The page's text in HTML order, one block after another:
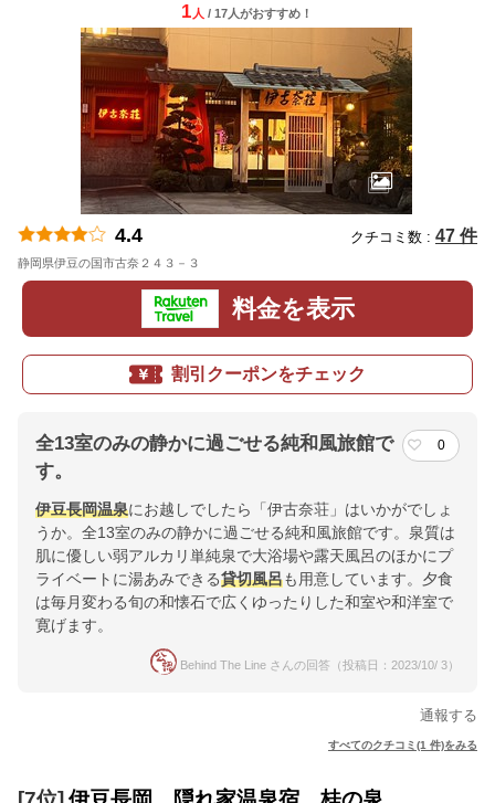
1 人 / 17人がおすすめ！
4.4 クチコミ数 : 47 件
静岡県伊豆の国市古奈２４３－３
料金を表示
割引クーポンをチェック
全13室のみの静かに過ごせる純和風旅館で
す。
0
伊豆長岡温泉にお越しでしたら「伊古奈荘」はいかがでしょ
うか。全13室のみの静かに過ごせる純和風旅館です。泉質は
肌に優しい弱アルカリ単純泉で大浴場や露天風呂のほかにプ
ライベートに湯あみできる貸切風呂も用意しています。夕食
は毎月変わる旬の和懐石で広くゆったりした和室や和洋室で
寛げます。
Behind The Line さんの回答（投稿日：2023/10/ 3）
通報する
すべてのクチコミ(1 件)をみる